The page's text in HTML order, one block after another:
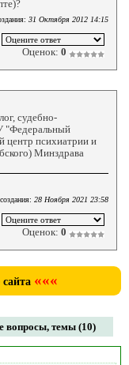
31 Октября 2012 14:15
Оценок: 0
судебно-
"Федеральный
центр психиатрии и
Минздрава
28 Ноября 2021 23:58
Оценок: 0
«««
вопросы, темы (10)